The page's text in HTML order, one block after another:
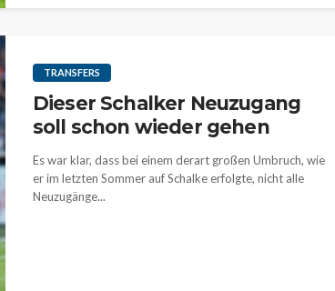
TRANSFERS
Dieser Schalker Neuzugang
soll schon wieder gehen
Es war klar, dass bei einem derart großen Umbruch, wie
er im letzten Sommer auf Schalke erfolgte, nicht alle
Neuzugänge...